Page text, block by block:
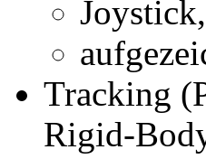
Tracking
Rigid-